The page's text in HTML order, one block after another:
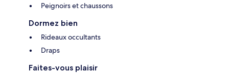
Peignoirs et chaussons
Dormez bien
Rideaux occultants
Draps
Faites-vous plaisir